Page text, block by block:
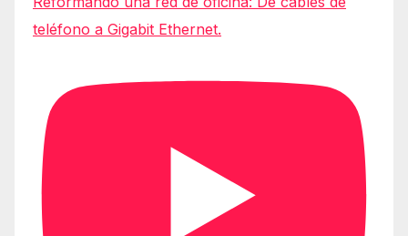
teléfono a Gigabit Ethernet.